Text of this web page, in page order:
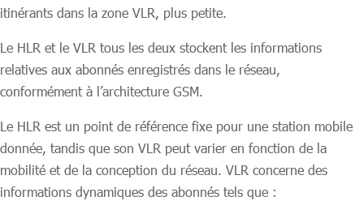
itinérants dans la zone VLR, plus petite.
Le HLR et le VLR tous les deux stockent les informations
relatives aux abonnés enregistrés dans le réseau,
conformément à l’architecture GSM.
Le HLR est un point de référence fixe pour une station mobile
donnée, tandis que son VLR peut varier en fonction de la
mobilité et de la conception du réseau. VLR concerne des
informations dynamiques des abonnés tels que :